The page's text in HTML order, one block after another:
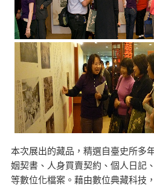
本次展出的藏品，精選自臺史所多
姻契書、人身買賣契約、個人日記
等數位化檔案。藉由數位典藏科技